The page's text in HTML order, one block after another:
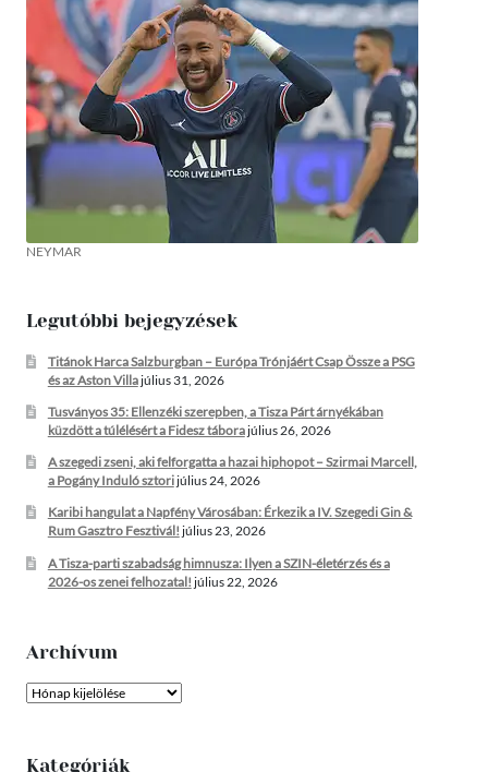
NEYMAR
Legutóbbi bejegyzések
Titánok Harca Salzburgban – Európa Trónjáért Csap Össze a PSG
és az Aston Villajúlius 31, 2026
Tusványos 35: Ellenzéki szerepben, a Tisza Párt árnyékában
küzdött a túlélésért a Fidesz táborajúlius 26, 2026
A szegedi zseni, aki felforgatta a hazai hiphopot – Szirmai Marcell,
a Pogány Induló sztorijúlius 24, 2026
Karibi hangulat a Napfény Városában: Érkezik a IV. Szegedi Gin &
Rum Gasztro Fesztivál! július 23, 2026
A Tisza-parti szabadság himnusza: Ilyen a SZIN-életérzés és a
2026-os zenei felhozatal! július 22, 2026
Archívum
Archívum
Kategóriák